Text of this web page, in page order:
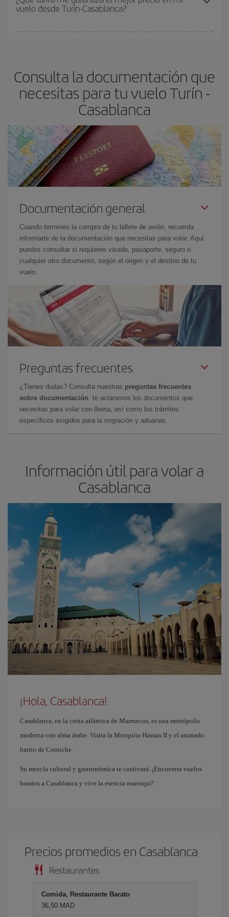
y de que las tarifas más baratas (turista) estén disponibles o se
vuelo desde Turín-Casablanca?
Consulta la documentación que
necesitas para tu vuelo Turín -
Casablanca
Documentación general
Cuando termines la compra de tu billete de avión, recuerda
informarte de la documentación que necesitas para volar. Aquí
puedes consultar si requieres visado, pasaporte, seguro o
cualquier otro documento, según el origen y el destino de tu
vuelo.
Preguntas frecuentes
¿Tienes dudas? Consulta nuestras preguntas frecuentes
sobre documentación: te aclaramos los documentos que
necesitas para volar con Iberia, así como los trámites
específicos exigidos para la migración y aduanas.
Información útil para volar a
Casablanca
¡Hola, Casablanca!
Casablanca, en la costa atlántica de Marruecos, es una metrópolis
moderna con alma árabe. Visita la Mezquita Hassan II y el animado
barrio de Corniche.
Su mezcla cultural y gastronómica te cautivará. ¡Encuentra vuelos
baratos a Casablanca y vive la esencia marroquí!
Precios promedios en Casablanca
Restaurantes
Comida, Restaurante Barato
36,50 MAD